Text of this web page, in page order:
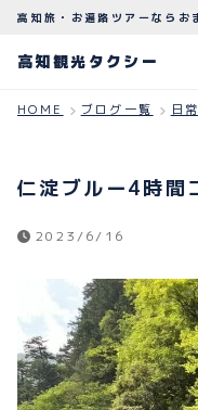
高知観光タクシー
観光プラン
HOW TO
ご予約のながれ
BLOG
ブログ
高知旅・お遍路ツアーならお
高知観光タクシー
HOME ブログ一覧 日常
仁淀ブルー4時間
2023/6/16